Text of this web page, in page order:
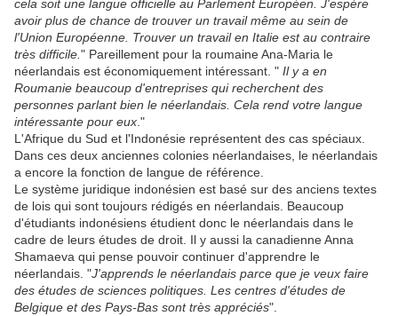
cela soit une langue officielle au Parlement Européen. J'espère
avoir plus de chance de trouver un travail même au sein de
l'Union Européenne. Trouver un travail en Italie est au contraire
très difficile. " Pareillement pour la roumaine Ana-Maria le
néerlandais est économiquement intéressant. " Il y a en
Roumanie beaucoup d'entreprises qui recherchent des
personnes parlant bien le néerlandais. Cela rend votre langue
intéressante pour eux ."
L'Afrique du Sud et l'Indonésie représentent des cas spéciaux.
Dans ces deux anciennes colonies néerlandaises, le néerlandais
a encore la fonction de langue de référence.
Le système juridique indonésien est basé sur des anciens textes
de lois qui sont toujours rédigés en néerlandais. Beaucoup
d'étudiants indonésiens étudient donc le néerlandais dans le
cadre de leurs études de droit. Il y aussi la canadienne Anna
Shamaeva qui pense pouvoir continuer d'apprendre le
néerlandais. "J'apprends le néerlandais parce que je veux faire
des études de sciences politiques. Les centres d'études de
Belgique et des Pays-Bas sont très appréciés".